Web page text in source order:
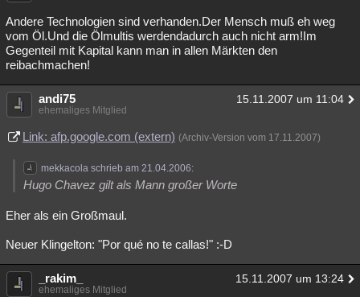
Andere Technologien sind verhanden.Der Mensch muß eh weg
vom Öl.Und die Ölmultis werdendadurch auch nicht arm!Im
Gegenteil mit Kapital kann man in allen Märkten den
reibachmachen!
andi75 15.11.2007 um 11:04
ehemaliges Mitglied
Link: afp.google.com (extern) (Archiv-Version vom 17.11.2007)
mekkacola schrieb am 21.04.2006:
Hugo Chavez gilt als Mann großer Worte
Eher als ein Großmaul.
Neuer Klingelton: "Por qué no te callas!" :-D
_rakim_ 15.11.2007 um 13:24
ehemaliges Mitglied